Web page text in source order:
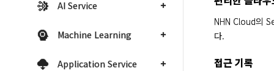
AI Service
Machine Learning
Application Service
NHN Cloud의
다.
접근 기록